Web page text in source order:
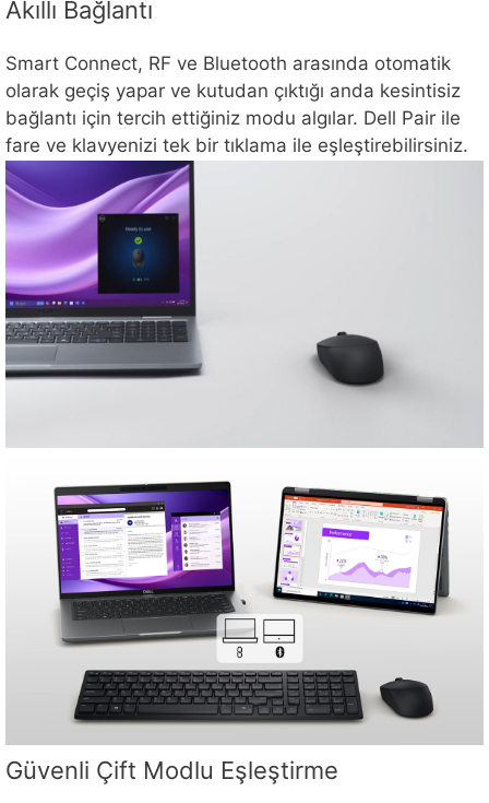
Akıllı Bağlantı
Smart Connect, RF ve Bluetooth arasında otomatik
olarak geçiş yapar ve kutudan çıktığı anda kesintisiz
bağlantı için tercih ettiğiniz modu algılar. Dell Pair ile
fare ve klavyenizi tek bir tıklama ile eşleştirebilirsiniz.
Güvenli Çift Modlu Eşleştirme